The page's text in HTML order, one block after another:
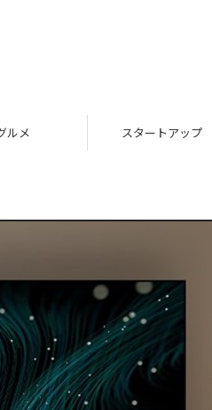
ルメ スタートアップ